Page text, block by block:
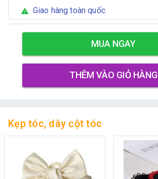
warning Giao hàng toàn quốc
MUA NGAY
THÊM VÀO GIỎ HÀNG
Kẹp tóc, dây cột tóc